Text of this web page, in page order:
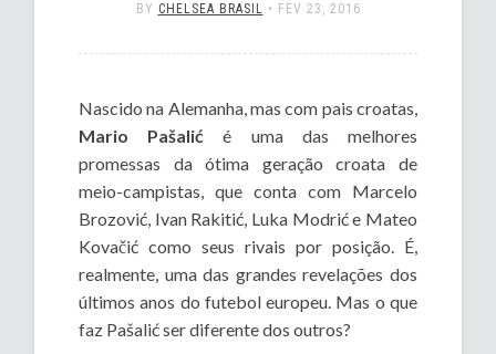
BY CHELSEA BRASIL • FEV 23, 2016
Nascido na Alemanha, mas com pais croatas,
Mario Pašalić é uma das melhores
promessas da ótima geração croata de
meio-campistas, que conta com Marcelo
Brozović, Ivan Rakitić, Luka Modrić e Mateo
Kovačić como seus rivais por posição. É,
realmente, uma das grandes revelações dos
últimos anos do futebol europeu. Mas o que
faz Pašalić ser diferente dos outros?